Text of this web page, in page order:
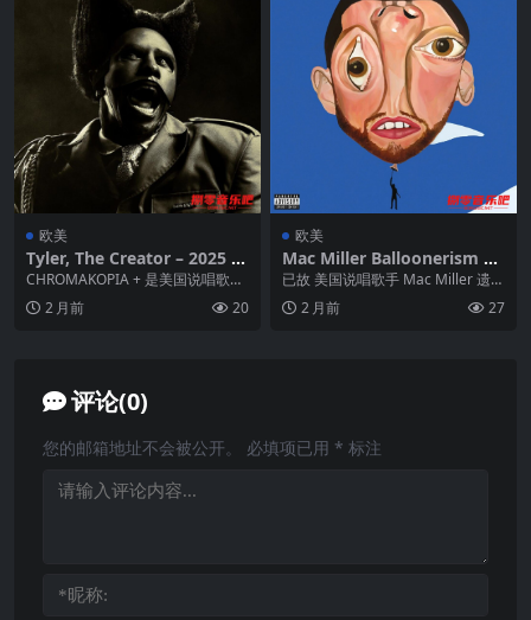
欧美
Tyler, The Creator – 2025 –
CHROMAKOPIA + FLAC 24b
it 44kHz qobuz
CHROMAKOPIA + 是美国说唱歌手
Tyler, the Creator的...
2 月前 20
欧美
Mac Miller Balloonerism AL
AC
已故 美国说唱歌手 Mac Miller 遗作
Balloonerism (20...
2 月前 27
评论(0)
您的邮箱地址不会被公开。 必填项已用 * 标注